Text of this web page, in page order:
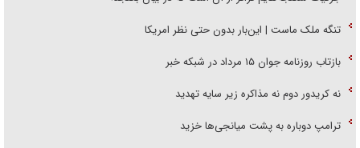
تنگه ملک ماست | این‌بار بدون حتی نظر امریکا
بازتاب روزنامه جوان ۱۵ مرداد در شبکه خبر
نه کریدور دوم نه مذاکره زیر سایه تهدید
ترامپ دوباره به پشت میانجی‌ها خزید